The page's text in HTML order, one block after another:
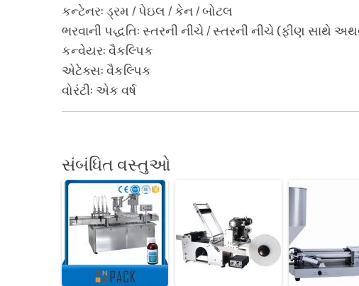
કન્ટેનર: ડ્રમ / પેઇલ / કેન / બોટલ
ભરવાની પદ્ધતિ: સ્તરની નીચે / સ્તરની નીચે (ફીણ સાથે
કન્વેયર: વૈકલ્પિક
એટેક્સ: વૈકલ્પિક
વોરંટી: એક વર્ષ
સંબંધિત વસ્તુઓ